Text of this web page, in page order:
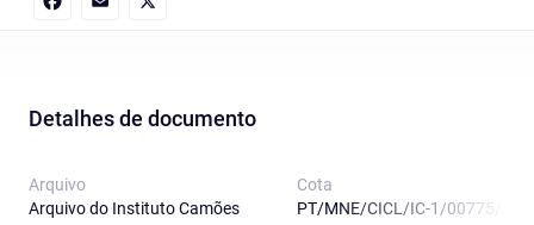
Detalhes de documento
Arquivo
Arquivo do Instituto Camões
Cota
PT/MNE/CICL/IC-1/00775/18